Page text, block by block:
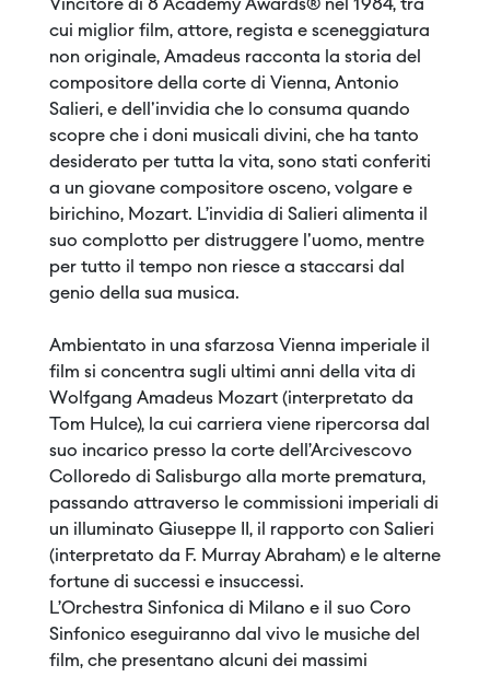
Vincitore di 8 Academy Awards® nel 1984, tra
cui miglior film, attore, regista e sceneggiatura
non originale, Amadeus racconta la storia del
compositore della corte di Vienna, Antonio
Salieri, e dell'invidia che lo consuma quando
scopre che i doni musicali divini, che ha tanto
desiderato per tutta la vita, sono stati conferiti
a un giovane compositore osceno, volgare e
birichino, Mozart. L’invidia di Salieri alimenta il
suo complotto per distruggere l'uomo, mentre
per tutto il tempo non riesce a staccarsi dal
genio della sua musica.
Ambientato in una sfarzosa Vienna imperiale il
film si concentra sugli ultimi anni della vita di
Wolfgang Amadeus Mozart (interpretato da
Tom Hulce), la cui carriera viene ripercorsa dal
suo incarico presso la corte dell’Arcivescovo
Colloredo di Salisburgo alla morte prematura,
passando attraverso le commissioni imperiali di
un illuminato Giuseppe II, il rapporto con Salieri
(interpretato da F. Murray Abraham) e le alterne
fortune di successi e insuccessi.
L’Orchestra Sinfonica di Milano e il suo Coro
Sinfonico eseguiranno dal vivo le musiche del
film, che presentano alcuni dei massimi